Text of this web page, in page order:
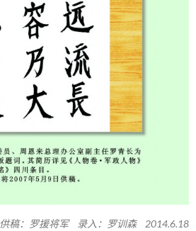
供稿：罗援将军 录入：罗训森 2014.6.18